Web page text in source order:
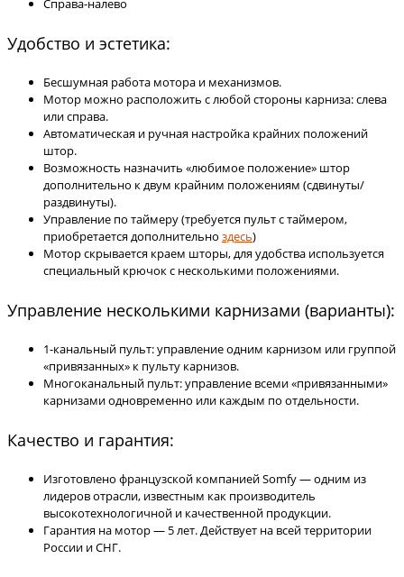
Справа-налево
Удобство и эстетика:
Бесшумная работа мотора и механизмов.
Мотор можно расположить с любой стороны карниза: слева
или справа.
Автоматическая и ручная настройка крайних положений
штор.
Возможность назначить «любимое положение» штор
дополнительно к двум крайним положениям (сдвинуты/
раздвинуты).
Управление по таймеру (требуется пульт с таймером,
приобретается дополнительно здесь)
Мотор скрывается краем шторы, для удобства используется
специальный крючок с несколькими положениями.
Управление несколькими карнизами (варианты):
1-канальный пульт: управление одним карнизом или группой
«привязанных» к пульту карнизов.
Многоканальный пульт: управление всеми «привязанными»
карнизами одновременно или каждым по отдельности.
Качество и гарантия:
Изготовлено французской компанией Somfy — одним из
лидеров отрасли, известным как производитель
высокотехнологичной и качественной продукции.
Гарантия на мотор — 5 лет. Действует на всей территории
России и СНГ.